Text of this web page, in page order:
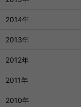
2014年
2013年
2012年
2011年
2010年